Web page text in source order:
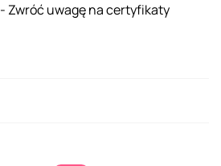
- Zwróć uwagę na certyfikaty